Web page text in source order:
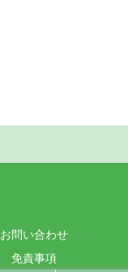
お問い合わせ
免責事項